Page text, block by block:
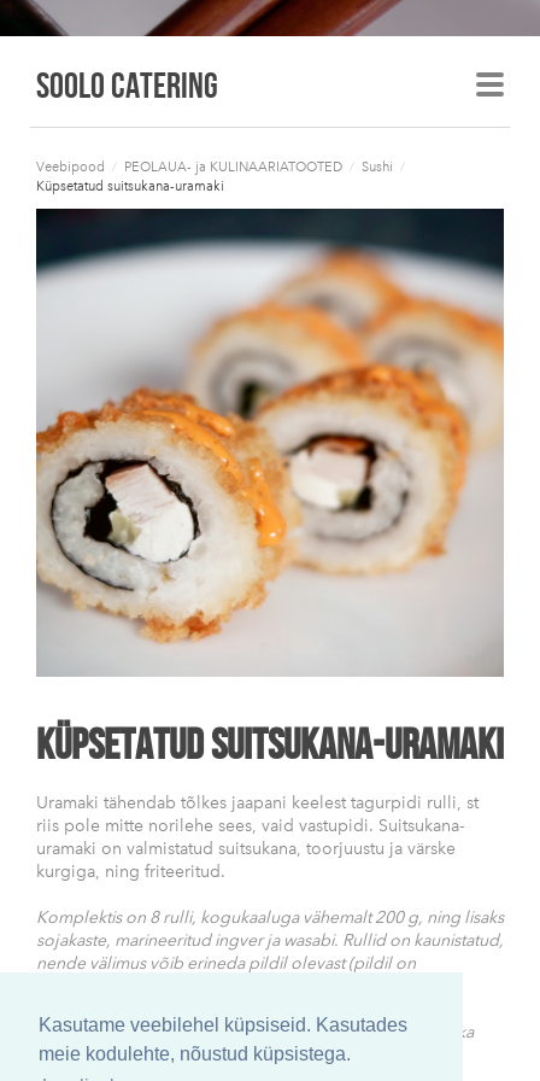
Kasutame veebilehel küpsiseid. Kasutades
meie kodulehte, nõustud küpsistega.
Soolo Catering
Veebipood / PEOLAUA- ja KULINAARIATOOTED / Sushi /
Küpsetatud suitsukana-uramaki
Küpsetatud suitsukana-uramaki
Uramaki tähendab tõlkes jaapani keelest tagurpidi rulli, st
riis pole mitte norilehe sees, vaid vastupidi. Suitsukana-
uramaki on valmistatud suitsukana, toorjuustu ja värske
kurgiga, ning friteeritud.
Komplektis on 8 rulli, kogukaaluga vähemalt 200 g, ning lisaks
sojakaste, marineeritud ingver ja wasabi. Rullid on kaunistatud,
nende välimus võib erineda pildil olevast (pildil on
Küpsetatud uramaki on parim soojalt, kuid maitseb hästi ka
külmalt.